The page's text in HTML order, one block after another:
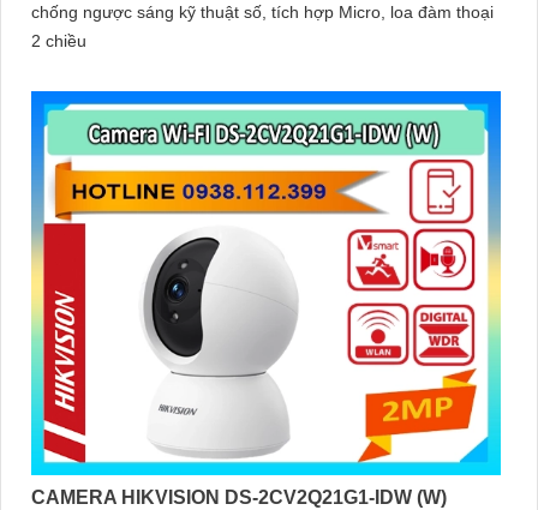
chống ngược sáng kỹ thuật số, tích hợp Micro, loa đàm thoại
2 chiều
CAMERA HIKVISION DS-2CV2Q21G1-IDW (W)